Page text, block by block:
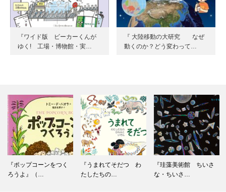
『ワイド版 ビーカーくんが
ゆく! 工場・博物館・実…
『 大陸移動の大研究 なぜ
動くのか？どう変わって…
『ポップコーンをつく
ろうよ』（…
『うまれてそだつ わ
たしたちの…
『珪藻美術館 ちいさ
な・ちいさ…